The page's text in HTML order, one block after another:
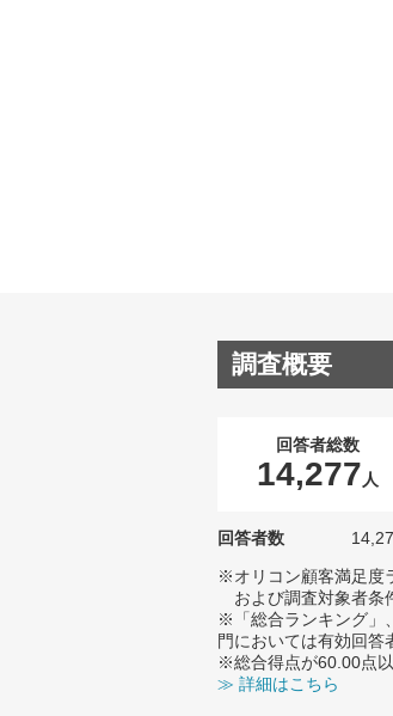
調査概要
回答者総数
14,277 人
回答者数
※オリコン顧客満足度
および調査対象者条
※「総合ランキング」
門においては有効回答
※総合得点が60.00点
≫ 詳細はこちら